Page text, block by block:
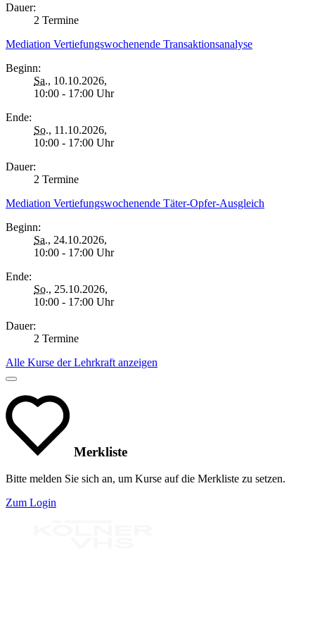
Dauer:
2 Termine
Mediation Vertiefungswochenende Transaktionsanalyse
Beginn:
Sa., 10.10.2026,
10:00 - 17:00 Uhr
Ende:
So., 11.10.2026,
10:00 - 17:00 Uhr
Dauer:
2 Termine
Mediation Vertiefungswochenende Täter-Opfer-Ausgleich
Beginn:
Sa., 24.10.2026,
10:00 - 17:00 Uhr
Ende:
So., 25.10.2026,
10:00 - 17:00 Uhr
Dauer:
2 Termine
Alle Kurse der Lehrkraft anzeigen
Merkliste
Bitte melden Sie sich an, um Kurse auf die Merkliste zu setzen.
Zum Login